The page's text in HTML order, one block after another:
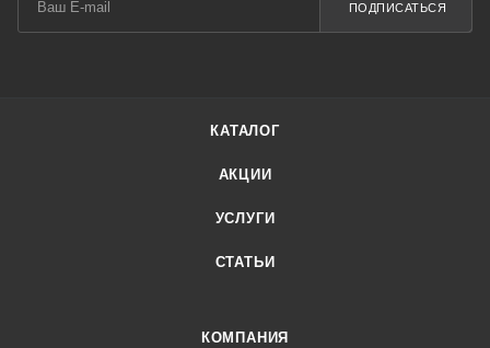
ПОДПИСАТЬСЯ
КАТАЛОГ
АКЦИИ
УСЛУГИ
СТАТЬИ
КОМПАНИЯ